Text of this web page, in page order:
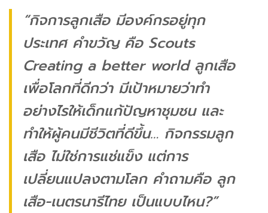
“กิจการลูกเสือ มีองค์กรอยู่ทุก
ประเทศ คำขวัญ คือ Scouts
Creating a better world ลูกเสือ
เพื่อโลกที่ดีกว่า มีเป้าหมายว่าทำ
อย่างไรให้เด็กแก้ปัญหาชุมชน และ
ทำให้ผู้คนมีชีวิตที่ดีขึ้น… กิจกรรมลูก
เสือ ไม่ใช่การแช่แข็ง แต่การ
เปลี่ยนแปลงตามโลก คำถามคือ ลูก
เสือ-เนตรนารีไทย เป็นแบบไหน?”